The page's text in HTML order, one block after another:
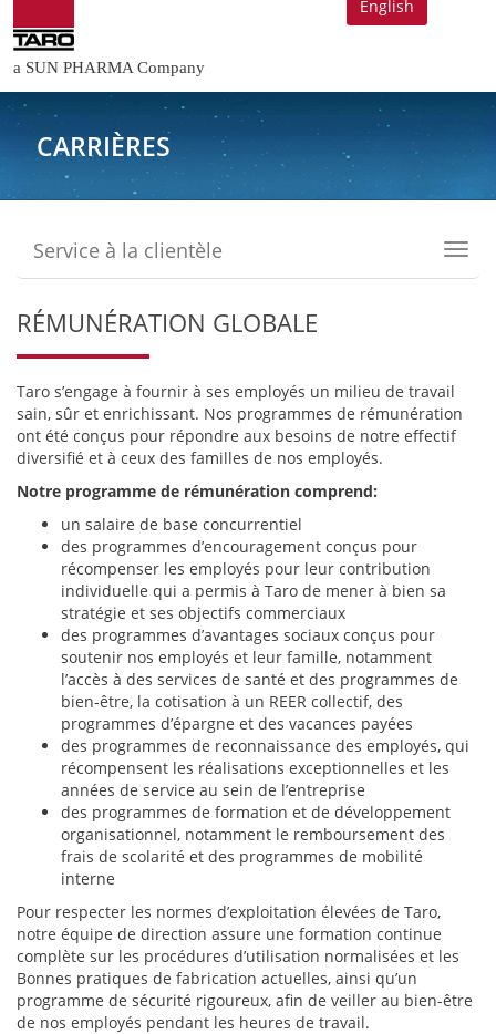
English
a SUN PHARMA Company
CARRIÈRES
Service à la clientèle
RÉMUNÉRATION GLOBALE
Taro s’engage à fournir à ses employés un milieu de travail
sain, sûr et enrichissant. Nos programmes de rémunération
ont été conçus pour répondre aux besoins de notre effectif
diversifié et à ceux des familles de nos employés.
Notre programme de rémunération comprend:
un salaire de base concurrentiel
des programmes d’encouragement conçus pour
récompenser les employés pour leur contribution
individuelle qui a permis à Taro de mener à bien sa
stratégie et ses objectifs commerciaux
des programmes d’avantages sociaux conçus pour
soutenir nos employés et leur famille, notamment
l’accès à des services de santé et des programmes de
bien-être, la cotisation à un REER collectif, des
programmes d’épargne et des vacances payées
des programmes de reconnaissance des employés, qui
récompensent les réalisations exceptionnelles et les
années de service au sein de l’entreprise
des programmes de formation et de développement
organisationnel, notamment le remboursement des
frais de scolarité et des programmes de mobilité
interne
Pour respecter les normes d’exploitation élevées de Taro,
notre équipe de direction assure une formation continue
complète sur les procédures d’utilisation normalisées et les
Bonnes pratiques de fabrication actuelles, ainsi qu’un
programme de sécurité rigoureux, afin de veiller au bien-être
de nos employés pendant les heures de travail.